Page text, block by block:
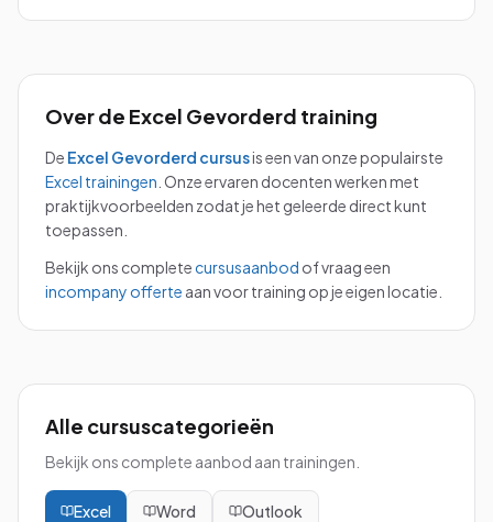
Over de Excel Gevorderd training
De Excel Gevorderd cursusis een van onze populairste
Excel trainingen Onze ervaren docenten werken met
praktijkvoorbeelden zodat je het geleerde direct kunt
toepassen.
Bekijk ons completecursusaanbod of vraag een
incompany offerte aan voor training op je eigen locatie.
Alle cursuscategorieën
Bekijk ons complete aanbod aan trainingen.
Excel Word Outlook